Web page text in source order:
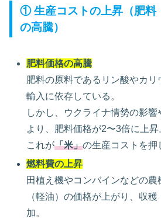
① 生産コストの上昇（肥料
の高騰）
肥料価格の高騰
肥料の原料であるリン酸やカ
輸入に依存している。
しかし、ウクライナ情勢の影
より、肥料価格が2〜3倍に上昇
これが「米」の生産コストを押
燃料費の上昇
田植え機やコンバインなどの
（軽油）の価格が上がり、収
加。